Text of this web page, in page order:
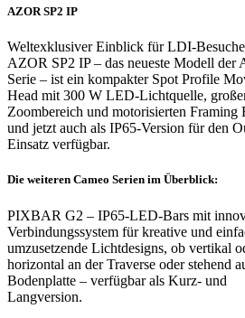
AZOR SP2 IP
Weltexklusiver Einblick für LDI-
AZOR SP2 IP – das neueste Modell der
Serie – ist ein kompakter Spot Profile
Head mit 300 W LED-Lichtquelle,
Zoombereich und motorisierten Framing
und jetzt auch als IP65-Version für den
Einsatz verfügbar.
Die weiteren Cameo Serien im Überblick:
PIXBAR G2 – IP65-LED-Bars mit
Verbindungssystem für kreative und
umzusetzende Lichtdesigns, ob vertikal
horizontal an der Traverse oder stehend
Bodenplatte – verfügbar als Kurz- und
Langversion.